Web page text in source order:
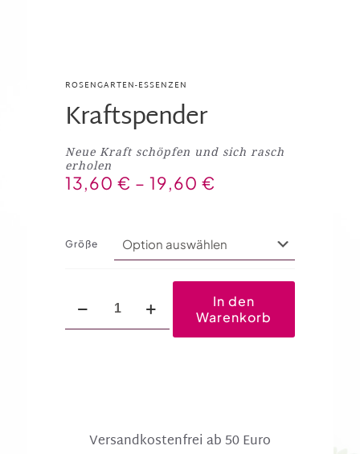
ROSENGARTEN-ESSENZEN
Kraftspender
Neue Kraft schöpfen und sich rasch
erholen
13,60 € – 19,60 €
Größe
Menge
In den
Warenkorb
Versandkosten­frei ab 50 Euro